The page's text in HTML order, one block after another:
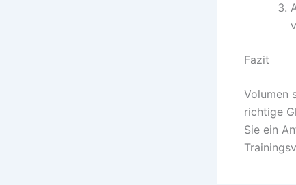
Fazit
Volumen
richtige
Sie ein